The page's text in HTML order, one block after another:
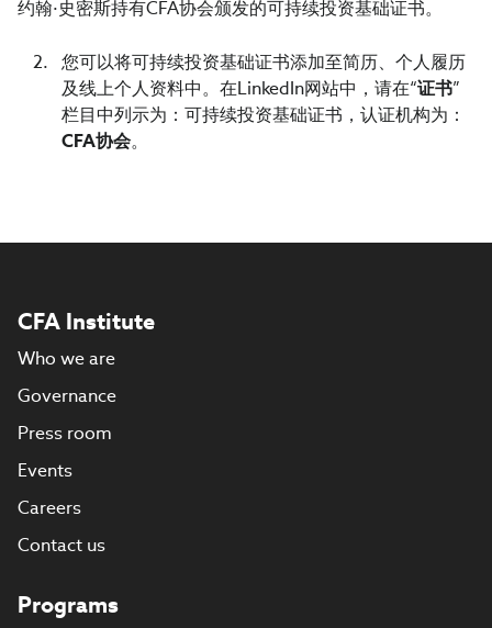
约翰·史密斯持有CFA协会颁发的可持续投资基础证书。
您可以将可持续投资基础证书添加至简历、个人履历
及线上个人资料中。在LinkedIn网站中，请在“证书”
栏目中列示为：可持续投资基础证书，认证机构为：
CFA协会。
CFA Institute
Who we are
Governance
Press room
Events
Careers
Contact us
Programs